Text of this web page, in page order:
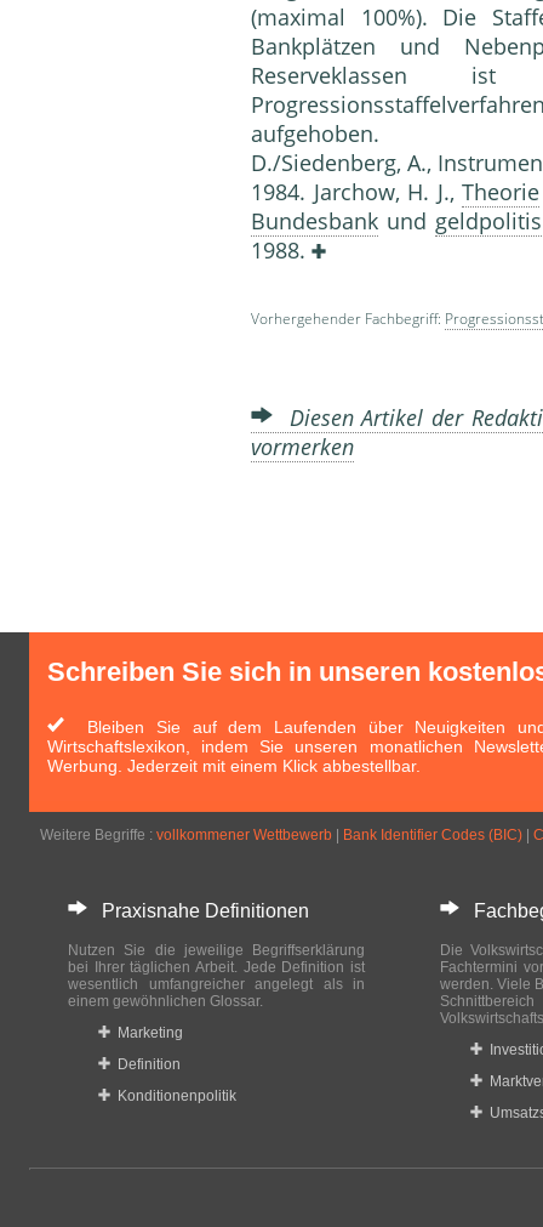
(maximal 100%). Die
Bankplätzen und
Reserveklassen
aufgehoben.
D./Siedenberg, A.,
1984. Jarchow, H. J.,Theorie
Bundesbank und
1988.
Vorhergehender Fachbegriff:
Diesen Artikel der
vormerken
Schreiben Sie sich in unseren
Bleiben Sie auf dem Laufenden über Neuigkeiten
Wirtschaftslexikon, indem Sie unseren monatlichen
Werbung. Jederzeit mit einem Klick abbestellbar.
Weitere Begriffe : vollkommener Wettbewerb Bank Identifier Codes (BIC)
Praxisnahe Definitionen
Nutzen Sie die jeweilige Begriffserklärung
bei Ihrer täglichen Arbeit. Jede Definition ist
wesentlich umfangreicher angelegt als in
einem gewöhnlichen Glossar.
Marketing
Definition
Konditionenpolitik
Die
Fachtermini
werden. Viele